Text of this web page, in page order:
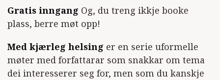
Gratis inngang Og, du treng ikkje booke
plass, berre møt opp!
Med kjærleg helsing er en serie uformelle
møter med forfattarar som snakkar om tema
dei interesserer seg for, men som du kanskje